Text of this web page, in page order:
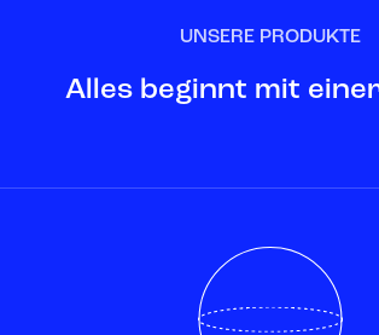
UNSERE PRODUKTE
Alles beginnt mit